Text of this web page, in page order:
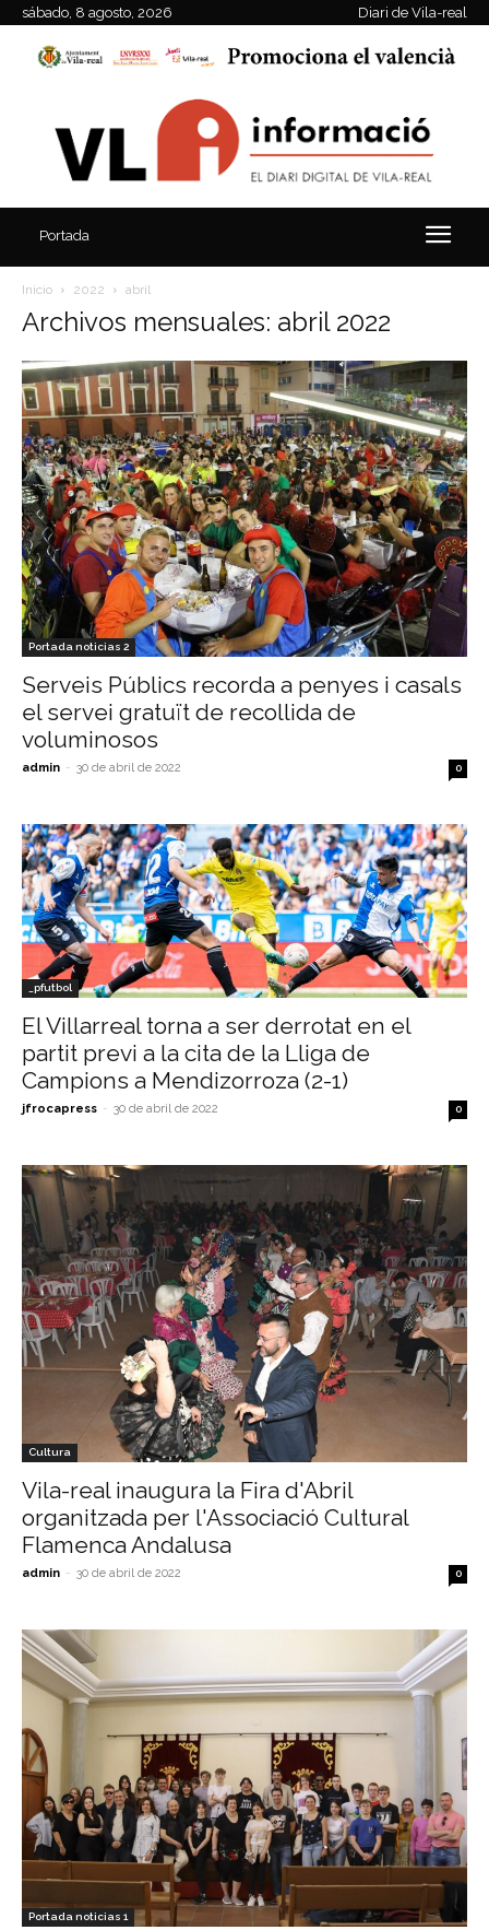
sábado, 8 agosto, 2026 Diari de Vila-real
Portada
Inicio 2022 abril
Archivos mensuales: abril 2022
Portada noticias 2
Serveis Públics recorda a penyes i casals
el servei gratuït de recollida de
voluminosos
admin - 30 de abril de 2022 0
_pfutbol
El Villarreal torna a ser derrotat en el
partit previ a la cita de la Lliga de
Campions a Mendizorroza (2-1)
jfrocapress - 30 de abril de 2022 0
Cultura
Vila-real inaugura la Fira d'Abril
organitzada per l'Associació Cultural
Flamenca Andalusa
admin - 30 de abril de 2022 0
Portada noticias 1